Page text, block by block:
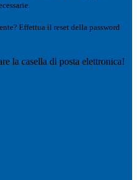
Effettua il reset della password
la casella di posta elettronica!